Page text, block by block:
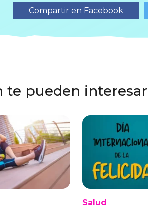
Compartir en Facebook
te pueden interesar
Salud